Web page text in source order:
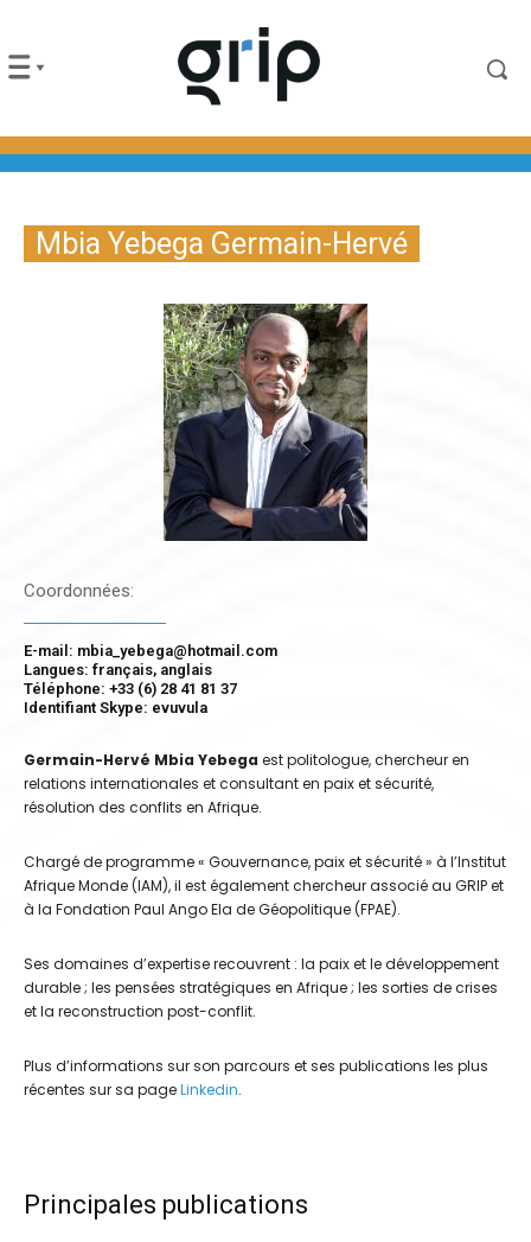
Mbia Yebega Germain-Hervé
Coordonnées:
E-mail: mbia_yebega@hotmail.com
Langues: français, anglais
Téléphone: +33 (6) 28 41 81 37
Identifiant Skype: evuvula
Germain-Hervé Mbia Yebega est politologue, chercheur en
relations internationales et consultant en paix et sécurité,
résolution des conflits en Afrique.
Chargé de programme « Gouvernance, paix et sécurité » à l’Institut
Afrique Monde (IAM), il est également chercheur associé au GRIP et
à la Fondation Paul Ango Ela de Géopolitique (FPAE).
Ses domaines d’expertise recouvrent : la paix et le développement
durable ; les pensées stratégiques en Afrique ; les sorties de crises
et la reconstruction post-conflit.
Plus d’informations sur son parcours et ses publications les plus
récentes sur sa pageLinkedin.
Principales publications